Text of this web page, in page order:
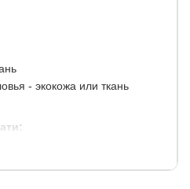
- экокожа или ткань
96/41